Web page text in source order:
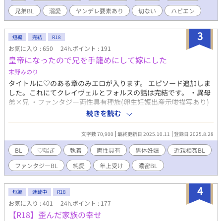
兄弟BL
溺愛 ヤンデレ要素あり 切ない ハピエン
3
短編 完結 R18
お気に入り : 650 24h.ポイント : 191
皇帝になったので兄を手籠めにして嫁にした
末野みのり
タイトルに♡のある章のみエロが入ります。 エピソード追加しま
した。これにてクレイヴェルとフォルスの話は完結です。 ・異母
弟×兄 ・ファンタジー両性具有種族(卵生妊娠出産示唆描写あり)
・立場逆転 ・攻めの胎内回帰願望 ・攻めも受けも♡語尾(攻めの
方がうるさい) ・真面目ファンタジー王族お家騒動と性癖強めの近
親溺愛♡乱舞エロの交互浴構成になっています ・自意識が魚寄り
なので近親の禁忌感、立場逆転の屈辱感は薄め ・なんやかんやで
円満着地 攻め:異母弟。皇帝になったので、爆速で兄を手籠めにし
て妃にした。基本粗暴俺様風に振る舞ってるが、オギャり方面で
性癖が尖っているため、言葉責めがだんだんオギャっていく悪癖
がある。 受け:異母兄。弟が皇帝になるまで国王をしていた。権力
を傘に弟の嫁にされた。なんやかんやありつつ、弟のことをジワ
ジワいっぱいちゅき♡にさせられていき、普通にお嫁さんをしな
がら真面目に政治をやっている。
続きを読む
文字数 70,900 最終更新日 2025.10.11 登録日 2025.8.28
BL ♡喘ぎ 執着 両性具有 男体妊娠
近親相姦BL
ファンタジーBL
純愛 年上受け 濃密BL
4
短編 連載中 R18
お気に入り : 401 24h.ポイント : 177
【R18】歪んだ家族の幸せ